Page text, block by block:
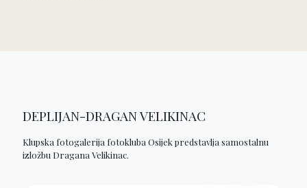
DEPLIJAN-DRAGAN VELIKINAC
Klupska fotogalerija fotokluba Osijek predstavlja samostalnu
izložbu Dragana Velikinac.